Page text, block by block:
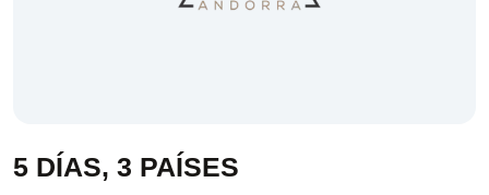
5 DÍAS, 3 PAÍSES